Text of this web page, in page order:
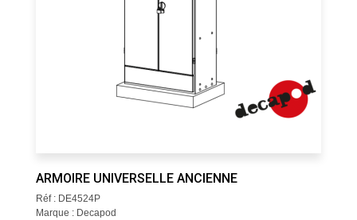
ARMOIRE UNIVERSELLE ANCIENNE
Réf : DE4524P
Marque : Decapod